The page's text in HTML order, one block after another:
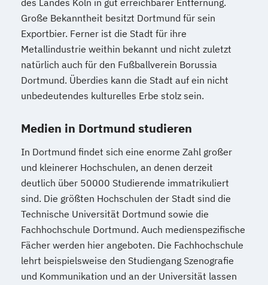
des Landes Köln in gut erreichbarer Entfernung.
Große Bekanntheit besitzt Dortmund für sein
Exportbier. Ferner ist die Stadt für ihre
Metallindustrie weithin bekannt und nicht zuletzt
natürlich auch für den Fußballverein Borussia
Dortmund. Überdies kann die Stadt auf ein nicht
unbedeutendes kulturelles Erbe stolz sein.
Medien in Dortmund studieren
In Dortmund findet sich eine enorme Zahl großer
und kleinerer Hochschulen, an denen derzeit
deutlich über 50000 Studierende immatrikuliert
sind. Die größten Hochschulen der Stadt sind die
Technische Universität Dortmund sowie die
Fachhochschule Dortmund. Auch medienspezifische
Fächer werden hier angeboten. Die Fachhochschule
lehrt beispielsweise den Studiengang Szenografie
und Kommunikation und an der Universität lassen